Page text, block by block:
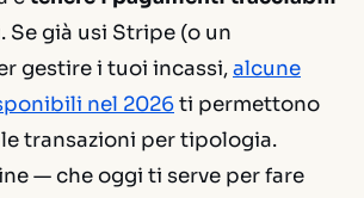
. Se già usi Stripe (o un
gestire i tuoi incassi,alcune
nel 2026ti permettono
transazioni per tipologia.
— che oggi ti serve per fare